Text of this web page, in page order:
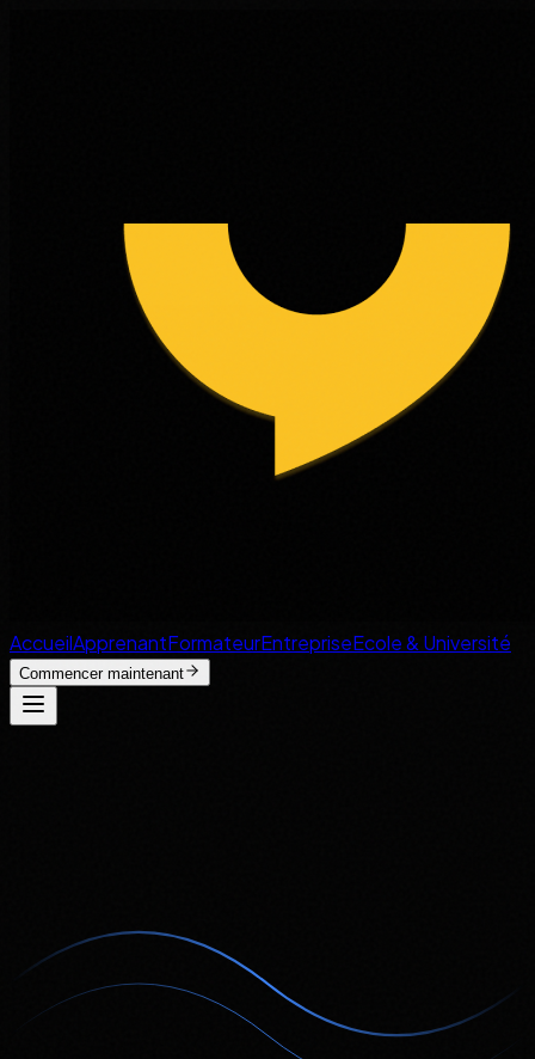
AccueilApprenantFormateurEntrepriseEcole & Université
Commencer maintenant